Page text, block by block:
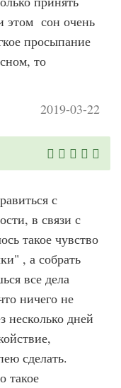
этом сон очень
просыпание
то
2019-03-22
с
в связи с
такое чувство
, а собрать
все дела
ничего не
несколько дней
сделать.
такое